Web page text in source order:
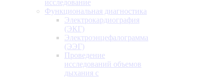
исследование
Функциональная диагностика
Электрокардиография
(ЭКГ)
Электроэнцефалограмма
(ЭЭГ)
Проведение
исследований объемов
дыхания с